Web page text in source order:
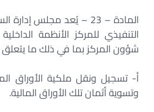
المادة – 23 – يُعد مجلس
التنفيذي للمركز الأنظمة
شؤون المركز بما في ذلك ما يتعلق
أ- تسجيل ونقل ملكية الأوراق
وتسوية أثمان تلك الأوراق المالية.